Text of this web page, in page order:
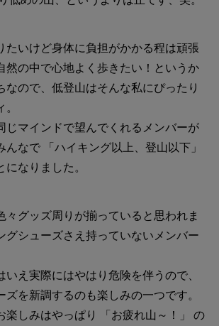
たいけど身体に負担がかかる程は頑張
然の中で心地よく歩きたい！というか
なので、低登山はそんな私にぴったり
じマインドで望んでくれるメンバーが
んなで 「ハイキング以上、登山以下」
になりました。
々グッズ周りが揃っていると思われま
グシューズさえ持っていないメンバー
いえ実際にはやはり危険を伴うので、
ズを新調するのも楽しみの一つです。
楽しみはやっぱり 「お疲れ山～！」 の